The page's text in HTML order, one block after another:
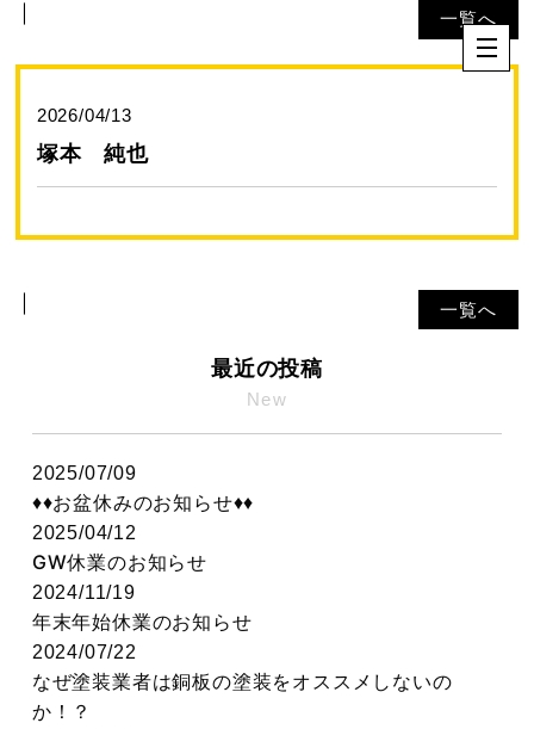
一覧へ
2026/04/13
塚本 純也
一覧へ
最近の投稿
New
2025/07/09
♦♦お盆休みのお知らせ♦♦
2025/04/12
GW休業のお知らせ
2024/11/19
年末年始休業のお知らせ
2024/07/22
なぜ塗装業者は銅板の塗装をオススメしないの
か！？